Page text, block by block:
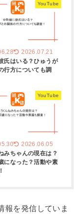
YouTube
2026.07.21
氏はいる？ひゅうが
行方についても調
YouTube
2026.06.05
みちゃんの現在は？
になった？活動や素
報を発信していま